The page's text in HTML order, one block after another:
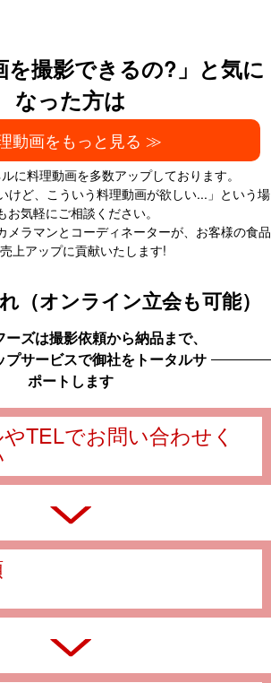
を撮影できるの?」と気に
なった方は
動画をもっと見る ≫
に料理動画を多数アップしております。
けど、こういう料理動画が欲しい...」という場
お気軽にご相談ください。
メラマンとコーディネーターが、お客様の食品
上アップに貢献いたします!
（オンライン立会も可能）
ズは撮影依頼から納品まで、
プサービスで御社をトータルサ
ポートします
TELでお問い合わせく